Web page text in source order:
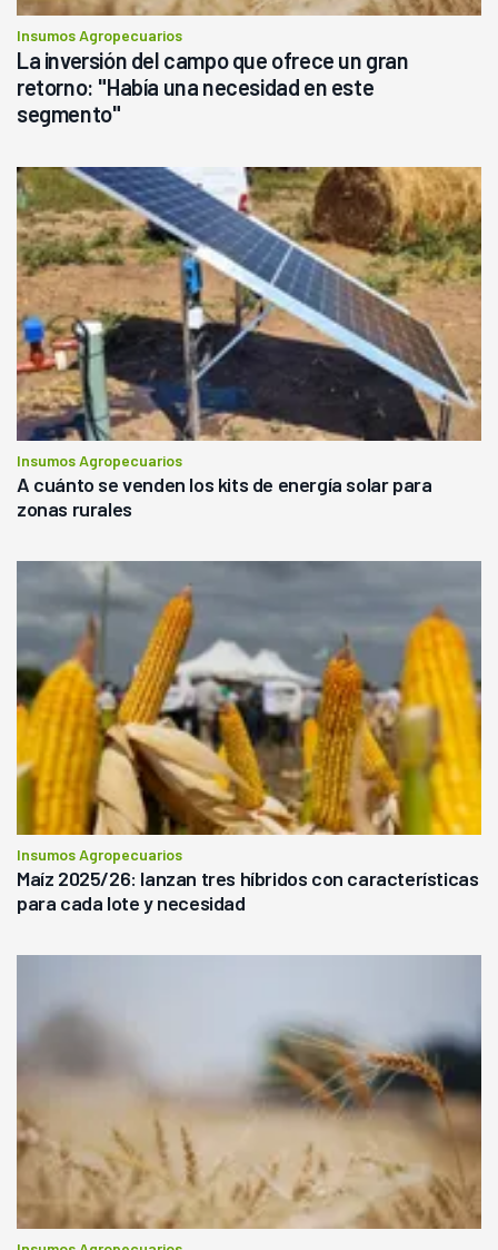
Insumos Agropecuarios
La inversión del campo que ofrece un gran
retorno: "Había una necesidad en este
segmento"
Insumos Agropecuarios
A cuánto se venden los kits de energía solar para
zonas rurales
Insumos Agropecuarios
Maíz 2025/26: lanzan tres híbridos con características
para cada lote y necesidad